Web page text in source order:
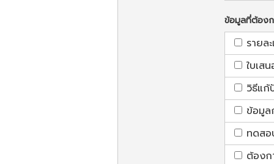
ข้อมูลที่ต้องก
รายล
ใบเส
วิธีแก้
ข้อมูล
ทดสอ
ต้องก